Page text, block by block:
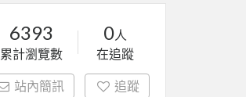
6393
累計瀏覽數
0人
在追蹤
站內簡訊 追蹤